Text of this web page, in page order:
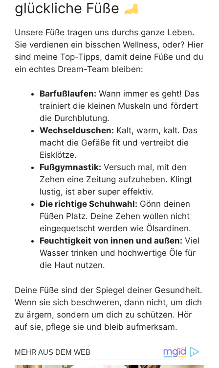
glückliche Füße
Unsere Füße tragen uns durchs ganze Leben.
Sie verdienen ein bisschen Wellness, oder? Hier
sind meine Top-Tipps, damit deine Füße und du
ein echtes Dream-Team bleiben:
Barfußlaufen: Wann immer es geht! Das
trainiert die kleinen Muskeln und fördert
die Durchblutung.
Wechselduschen: Kalt, warm, kalt. Das
macht die Gefäße fit und vertreibt die
Eisklötze.
Fußgymnastik: Versuch mal, mit den
Zehen eine Zeitung aufzuheben. Klingt
lustig, ist aber super effektiv.
Die richtige Schuhwahl: Gönn deinen
Füßen Platz. Deine Zehen wollen nicht
eingequetscht werden wie Ölsardinen.
Feuchtigkeit von innen und außen: Viel
Wasser trinken und hochwertige Öle für
die Haut nutzen.
Deine Füße sind der Spiegel deiner Gesundheit.
Wenn sie sich beschweren, dann nicht, um dich
zu ärgern, sondern um dich zu schützen. Hör
auf sie, pflege sie und bleib aufmerksam.